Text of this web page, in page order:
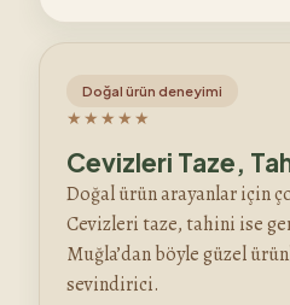
Doğal ürün deneyimi
★★★★★
Cevizleri Taze,
Doğal ürün arayanlar için
Cevizleri taze, tahini ise
Muğla’dan böyle güzel
sevindirici.